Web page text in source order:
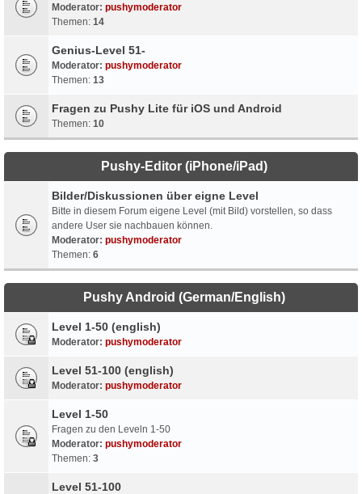
Moderator: pushymoderator
Themen: 14
Genius-Level 51-
Moderator: pushymoderator
Themen: 13
Fragen zu Pushy Lite für iOS und Android
Themen: 10
Pushy-Editor (iPhone/iPad)
Bilder/Diskussionen über eigne Level
Bitte in diesem Forum eigene Level (mit Bild) vorstellen, so dass
andere User sie nachbauen können.
Moderator: pushymoderator
Themen: 6
Pushy Android (German/English)
Level 1-50 (english)
Moderator: pushymoderator
Level 51-100 (english)
Moderator: pushymoderator
Level 1-50
Fragen zu den Leveln 1-50
Moderator: pushymoderator
Themen: 3
Level 51-100